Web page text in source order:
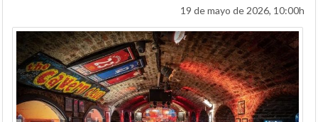
19 de mayo de 2026, 10:00h